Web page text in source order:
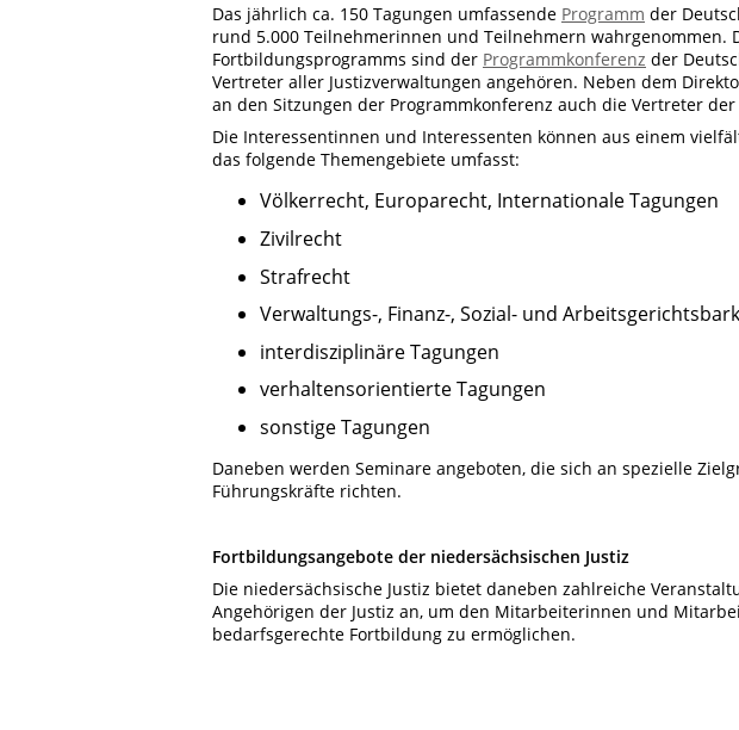
Das jährlich ca. 150 Tagungen umfassende Programm der
rund 5.000 Teilnehmerinnen und Teilnehmern wahrgenommen.
Fortbildungsprogramms sind der Programmkonferenz der
Vertreter aller Justizverwaltungen angehören. Neben dem
an den Sitzungen der Programmkonferenz auch die Vertreter
Die Interessentinnen und Interessenten können aus einem
das folgende Themengebiete umfasst:
Völkerrecht, Europarecht, Internationale Tagungen
Zivilrecht
Strafrecht
Verwaltungs-, Finanz-, Sozial- und
interdisziplinäre Tagungen
verhaltensorientierte Tagungen
sonstige Tagungen
Daneben werden Seminare angeboten, die sich an spezielle
Führungskräfte richten.
Fortbildungsangebote der niedersächsischen Justiz
Die niedersächsische Justiz bietet daneben zahlreiche
Angehörigen der Justiz an, um den Mitarbeiterinnen und
bedarfsgerechte Fortbildung zu ermöglichen.